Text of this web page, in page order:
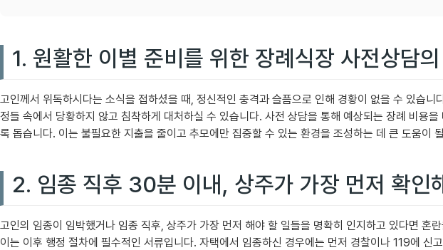
1. 원활한 이별 준비를 위한 장례식장 사전상담
고인께서 위독하시다는 소식을 접하셨을 때, 정신적인 충격과 슬픔으로 인해 경황이 없을 수 있습
정들 속에서 당황하지 않고 침착하게 대처하실 수 있습니다. 사전 상담을 통해 예상되는 장례 비용
록 돕습니다. 이는 불필요한 지출을 줄이고 추모에만 집중할 수 있는 환경을 조성하는 데 큰 도움이
2. 임종 직후 30분 이내, 상주가 가장 먼저 확인
고인의 임종이 임박했거나 임종 직후, 상주가 가장 먼저 해야 할 일들을 명확히 인지하고 있다면 혼
이는 이후 행정 절차에 필수적인 서류입니다. 자택에서 임종하신 경우에는 먼저 경찰이나 119에